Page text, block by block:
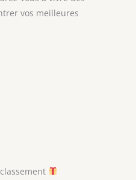
vos meilleures